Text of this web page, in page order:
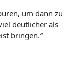
um dann zu
deutlicher als
bringen.“